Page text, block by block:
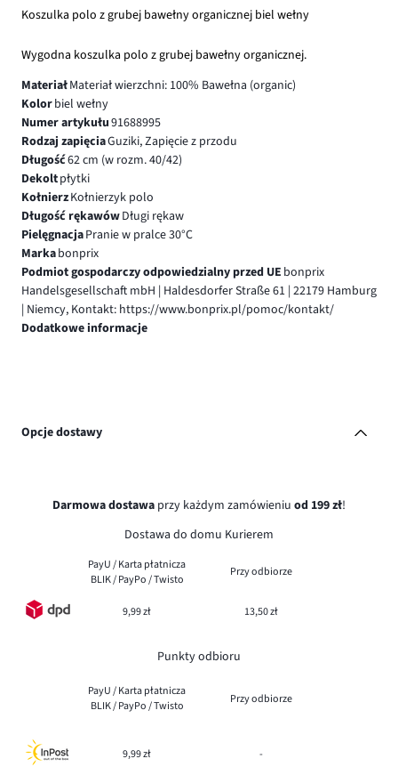
Koszulka polo z grubej bawełny organicznej biel wełny
Wygodna koszulka polo z grubej bawełny organicznej.
MateriałMateriał wierzchni: 100% Bawełna (organic)
Kolorbiel wełny
Numer artykułu91688995
Rodzaj zapięciaGuziki, Zapięcie z przodu
Długość62 cm (w rozm. 40/42)
Dekoltpłytki
KołnierzKołnierzyk polo
Długość rękawówDługi rękaw
PielęgnacjaPranie w pralce 30°C
Markabonprix
Podmiot gospodarczy odpowiedzialny przed UE bonprix
Handelsgesellschaft mbH | Haldesdorfer Straße 61 | 22179 Hamburg
| Niemcy, Kontakt: https://www.bonprix.pl/pomoc/kontakt/
Dodatkowe informacje
Opcje dostawy
Darmowa dostawa przy każdym zamówieniu od 199 zł!
Dostawa do domu Kurierem
PayU / Karta płatnicza
BLIK / PayPo / Twisto
Przy odbiorze
9,99 zł 13,50 zł
Punkty odbioru
PayU / Karta płatnicza
BLIK / PayPo / Twisto
Przy odbiorze
9,99 zł -